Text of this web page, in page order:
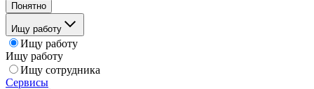
Понятно
Ищу работу
Ищу работу
Ищу работу
Ищу сотрудника
Сервисы